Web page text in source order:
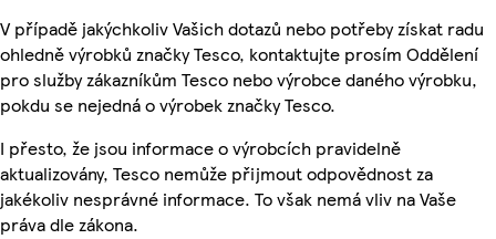
V případě jakýchkoliv Vašich dotazů nebo potřeby získat radu
ohledně výrobků značky Tesco, kontaktujte prosím Oddělení
pro služby zákazníkům Tesco nebo výrobce daného výrobku,
pokdu se nejedná o výrobek značky Tesco.
I přesto, že jsou informace o výrobcích pravidelně
aktualizovány, Tesco nemůže přijmout odpovědnost za
jakékoliv nesprávné informace. To však nemá vliv na Vaše
práva dle zákona.